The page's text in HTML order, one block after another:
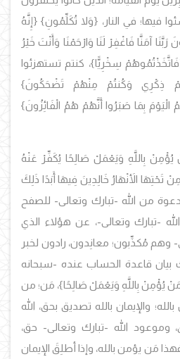
فيها؛ في النار، {وَلا تُكَلِّمُونِ} {إِنَّهُ
آمَنَّا فَاغْفِرْ لَنَا وَارْحَمْنَا وَأَنْتَ خَيْرُ
سِخْرِيًّا}، كنتم تستهزئوا
ذِكْرِي وَكُنتُمْ مِنْهُمْ تَضْحَكُونَ}
الْيَوْمَ بِمَا صَبَرُوا أَنَّهُمْ هُمُ الْفَائِزُونَ}
يُؤْمِنْ بِاللَّهِ وَيَعْمَلْ صَالِحًا يُكَفِّرْ عَنْهُ
تَحْتِهَا الأَنْهَارُ خَالِدِينَ فِيهَا أَبَدًا ذَلِكَ
دعوة من الله -تبارك وتعالى- للصفح
-تبارك وتعالى-، عن هؤلاء الذي
وهم مُكذِّبون؛ معانِدون، رادون لخبر
بيان قاعدة الحساب عنده -سبحانه
يُؤْمِنْ بِاللَّهِ وَيَعْمَلْ صَالِحًا}، مَن؛ من
والإيمان بالله تصديق بحق، الله
وموعود الله -تبارك وتعالى- حق،
مَن يؤمن بالله، وإذا أطلِقَ الإيمان